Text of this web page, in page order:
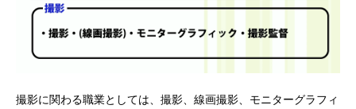
撮影に関わる職業としては、撮影、線画撮影、モニターグラフィ